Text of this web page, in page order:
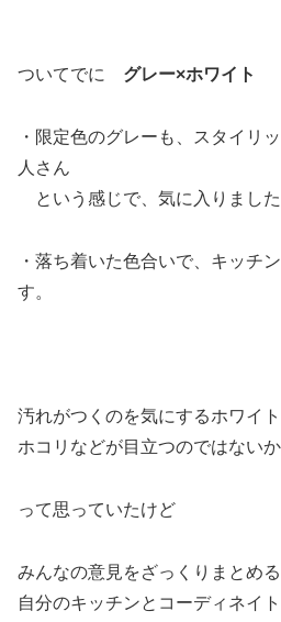
ついてでに グレー×ホワイト
・限定色のグレーも、スタイリ
人さん
という感じで、気に入りました
・落ち着いた色合いで、キッチ
す。
汚れがつくのを気にするホワイト
ホコリなどが目立つのではない
って思っていたけど
みんなの意見をざっくりまとめる
自分のキッチンとコーディネイ